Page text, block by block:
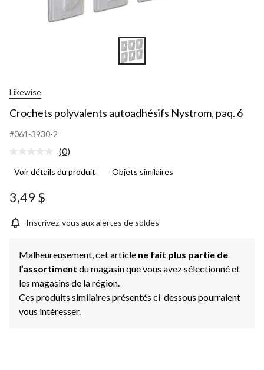
Likewise
Crochets polyvalents autoadhésifs Nystrom, paq. 6
#061-3930-2
Aucune
pour
la
même
(0)
Voir détails du produit Objets similaires
3,49 $
Inscrivez-vous aux alertes de soldes
Malheureusement, cet article ne fait plus partie de
l’assortiment du magasin que vous avez sélectionné et
les magasins de la région.
Ces produits similaires présentés ci-dessous pourraient
vous intéresser.